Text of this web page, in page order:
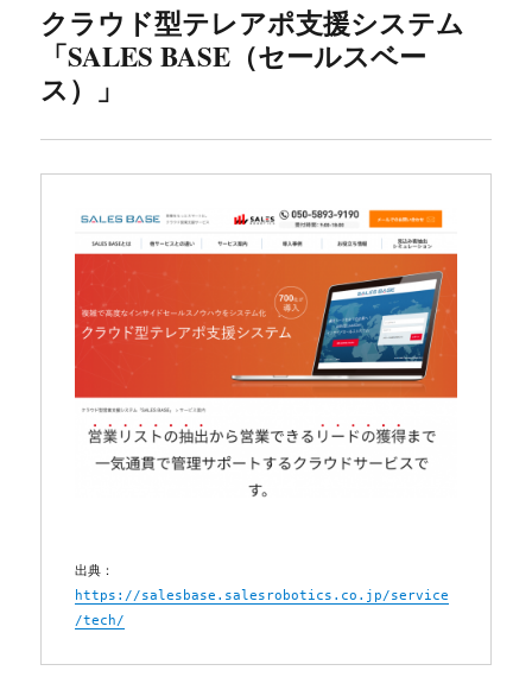
クラウド型テレアポ支援システム
「SALES BASE（セールスベー
ス）」
出典：
https://salesbase.salesrobotics.co.jp/service
/tech/